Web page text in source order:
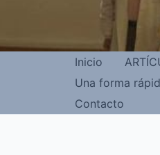
Inicio
Una forma
Contacto